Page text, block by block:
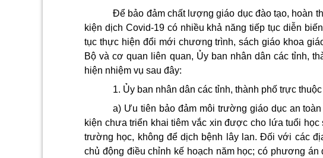
Để bảo đảm chất lượng giáo dục đào tạo, hoàn
kiện dịch Covid-19 có nhiều khả năng tiếp tục diễn
tục thực hiện đổi mới chương trình, sách giáo khoa
Bộ và cơ quan liên quan, Ủy ban nhân dân các tỉnh,
hiện nhiệm vụ sau đây:
1. Ủy ban nhân dân các tỉnh, thành phố trực
a) Ưu tiên bảo đảm môi trường giáo dục an
kiện chưa triển khai tiêm vắc xin được cho lứa tuổi học
trường học, không để dịch bệnh lây lan. Đối với các
chủ động điềuchỉnh kế hoạch năm học; có phương án